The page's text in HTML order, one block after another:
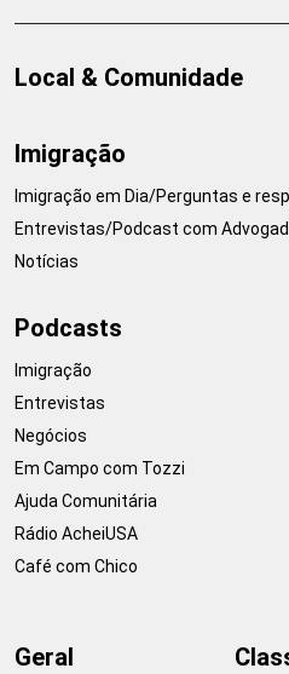
Local & Comunidade
Imigração
Imigração em Dia/Perguntas e
Entrevistas/Podcast com
Notícias
Podcasts
Imigração
Entrevistas
Negócios
Em Campo com Tozzi
Ajuda Comunitária
Rádio AcheiUSA
Café com Chico
Geral